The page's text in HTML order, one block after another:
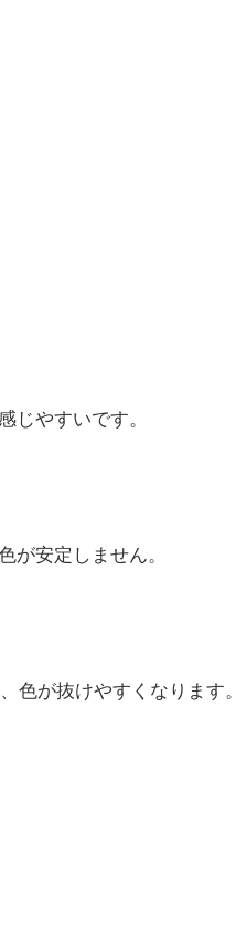
じやすいです。
が安定しません。
色が抜けやすくなります。